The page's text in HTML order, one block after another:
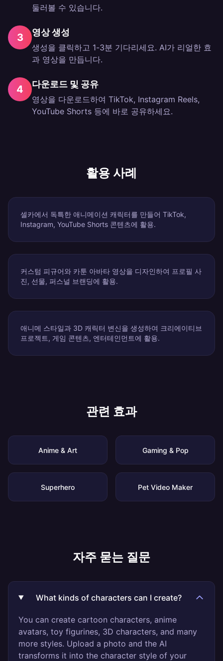
둘러볼 수 있습니다.
3 영상 생성
생성을 클릭하고 1-3분 기다리세요. AI가 리얼한 효
과 영상을 만듭니다.
4 다운로드 및 공유
영상을 다운로드하여 TikTok, Instagram Reels,
YouTube Shorts 등에 바로 공유하세요.
활용 사례
셀카에서 독특한 애니메이션 캐릭터를 만들어 TikTok,
Instagram, YouTube Shorts 콘텐츠에 활용.
커스텀 피규어와 카툰 아바타 영상을 디자인하여 프로필 사
진, 선물, 퍼스널 브랜딩에 활용.
애니메 스타일과 3D 캐릭터 변신을 생성하여 크리에이티브
프로젝트, 게임 콘텐츠, 엔터테인먼트에 활용.
관련 효과
Anime & Art Gaming & Pop
Superhero Pet Video Maker
자주 묻는 질문
What kinds of characters can I create?
You can create cartoon characters, anime
avatars, toy figurines, 3D characters, and many
more styles. Upload a photo and the AI
transforms it into the character style of your